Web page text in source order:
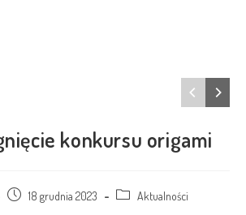
konkursu origami
18 grudnia 2023 Aktualności